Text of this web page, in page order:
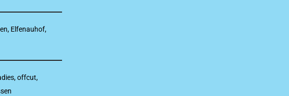
Elfenauhof,
offcut,